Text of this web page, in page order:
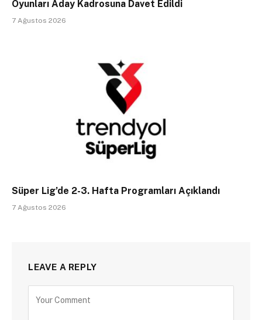
Oyunları Aday Kadrosuna Davet Edildi
7 Ağustos 2026
Süper Lig’de 2-3. Hafta Programları Açıklandı
7 Ağustos 2026
LEAVE A REPLY